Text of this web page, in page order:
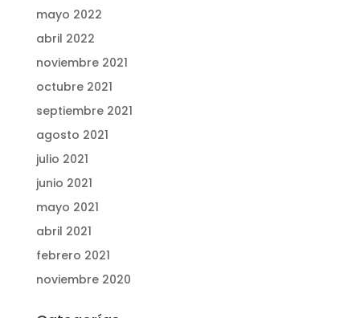
mayo 2022
abril 2022
noviembre 2021
octubre 2021
septiembre 2021
agosto 2021
julio 2021
junio 2021
mayo 2021
abril 2021
febrero 2021
noviembre 2020